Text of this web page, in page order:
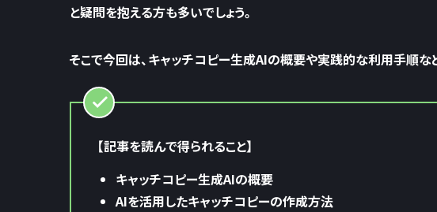
と疑問を抱える方も多いでしょう。
そこで今回は、キャッチコピー生成AIの概要や実践的な利用手順な
【記事を読んで得られること】
キャッチコピー生成AIの概要
AIを活用したキャッチコピーの作成方法